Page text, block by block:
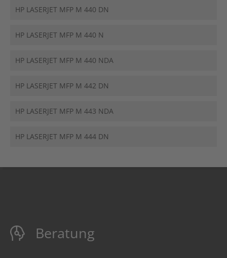
HP LASERJET MFP M 440 DN
HP LASERJET MFP M 440 N
HP LASERJET MFP M 440 NDA
HP LASERJET MFP M 442 DN
HP LASERJET MFP M 443 NDA
HP LASERJET MFP M 444 DN
Beratung